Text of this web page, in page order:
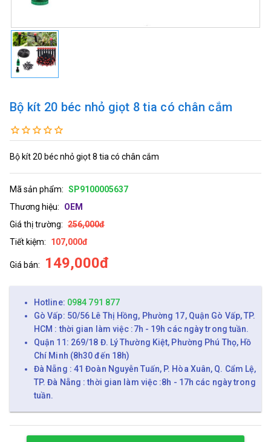
Bộ kít 20 béc nhỏ giọt 8 tia có chân cắm
Bộ kít 20 béc nhỏ giọt 8 tia có chân cắm
Mã sản phẩm: SP9100005637
Thương hiệu:
OEM
Giá thị trường: 256,000đ
Tiết kiệm:
107,000đ
Giá bán: 149,000đ
Hotline: 0984 791 877
Gò Vấp: 50/56 Lê Thị Hồng, Phường 17, Quận Gò Vấp, TP.
HCM : thời gian làm việc :7h - 19h các ngày trong tuần.
Quận 11: 269/18 Đ. Lý Thường Kiệt, Phường Phú Thọ, Hồ
Chí Minh (8h30 đến 18h)
Đà Nẵng : 41 Đoàn Nguyễn Tuấn, P. Hòa Xuân, Q. Cẩm Lệ,
TP. Đà Nẵng : thời gian làm việc :8h - 17h các ngày trong
tuần.